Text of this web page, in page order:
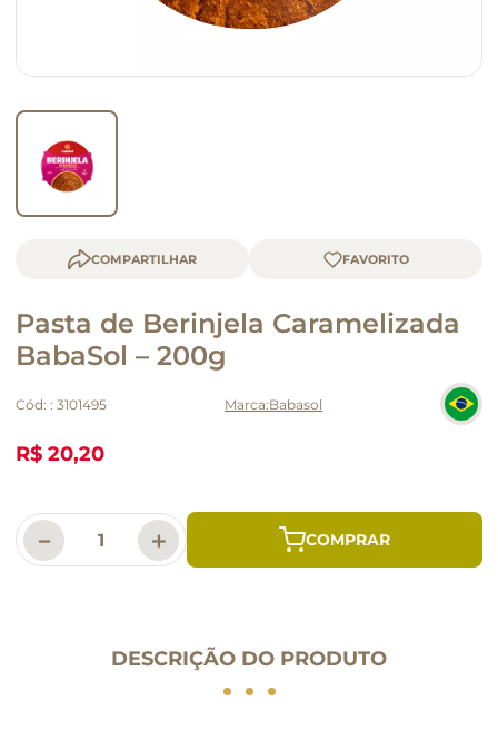
COMPARTILHAR
Pasta de Berinjela Caramelizada
BabaSol – 200g
Cód: : 3101495 Babasol
R$ 20,20
＋
－
DESCRIÇÃO DO PRODUTO